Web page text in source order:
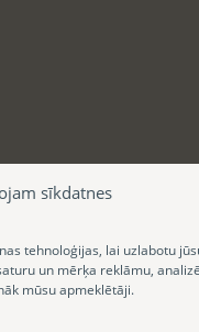
sīkdatnes
tehnoloģijas, lai uzlabotu
un mērķa reklāmu,
mūsu apmeklētāji.